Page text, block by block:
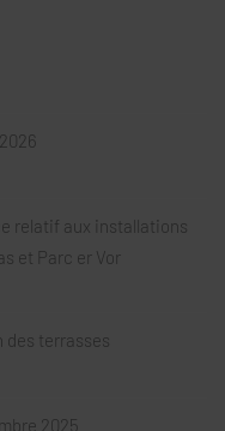
relatif aux installations
et Parc er Vor
des terrasses
2025